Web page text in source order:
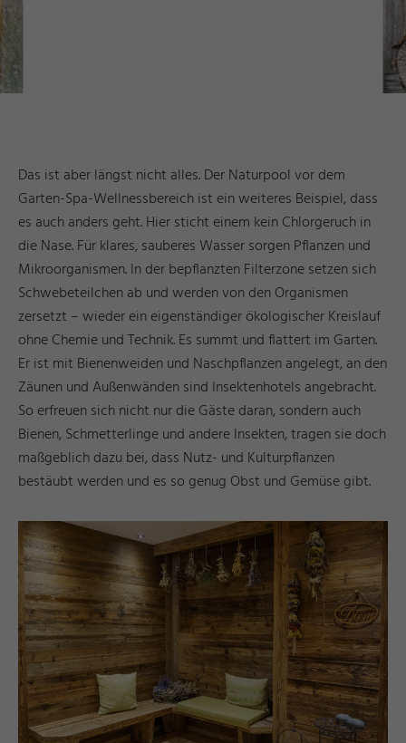
Das ist aber längst nicht alles. Der Naturpool vor dem
Garten-Spa-Wellnessbereich ist ein weiteres Beispiel, dass
es auch anders geht. Hier sticht einem kein Chlorgeruch in
die Nase. Für klares, sauberes Wasser sorgen Pflanzen und
Mikroorganismen. In der bepflanzten Filterzone setzen sich
Schwebeteilchen ab und werden von den Organismen
zersetzt – wieder ein eigenständiger ökologischer Kreislauf
ohne Chemie und Technik. Es summt und flattert im Garten.
Er ist mit Bienenweiden und Naschpflanzen angelegt, an den
Zäunen und Außenwänden sind Insektenhotels angebracht.
So erfreuen sich nicht nur die Gäste daran, sondern auch
Bienen, Schmetterlinge und andere Insekten, tragen sie doch
maßgeblich dazu bei, dass Nutz- und Kulturpflanzen
bestäubt werden und es so genug Obst und Gemüse gibt.